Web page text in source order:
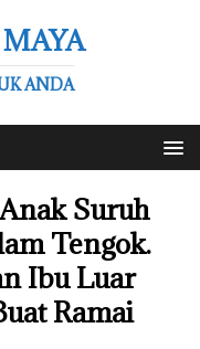
ANDA
Suruh
Tengok.
Ibu Luar
Ramai